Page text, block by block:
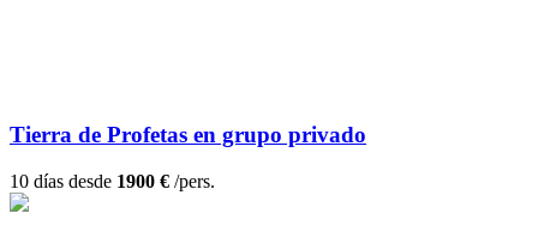
Tierra de Profetas en grupo privado
10 días desde 1900 € /pers.